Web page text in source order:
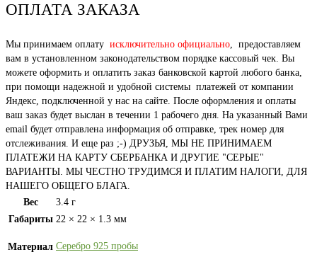
ОПЛАТА ЗАКАЗА
Мы принимаем оплату исключительно официально, предоставляем
вам в установленном законодательством порядке кассовый чек. Вы
можете оформить и оплатить заказ банковской картой любого банка,
при помощи надежной и удобной системы платежей от компании
Яндекс, подключенной у нас на сайте. После оформления и оплаты
ваш заказ будет выслан в течении 1 рабочего дня. На указанный Вами
email будет отправлена информация об отправке, трек номер для
отслеживания. И еще раз ;-) ДРУЗЬЯ, МЫ НЕ ПРИНИМАЕМ
ПЛАТЕЖИ НА КАРТУ СБЕРБАНКА И ДРУГИЕ "СЕРЫЕ"
ВАРИАНТЫ. МЫ ЧЕСТНО ТРУДИМСЯ И ПЛАТИМ НАЛОГИ, ДЛЯ
НАШЕГО ОБЩЕГО БЛАГА.
Вес
3.4 г
Габариты 22 × 22 × 1.3 мм
Материал Серебро 925 пробы